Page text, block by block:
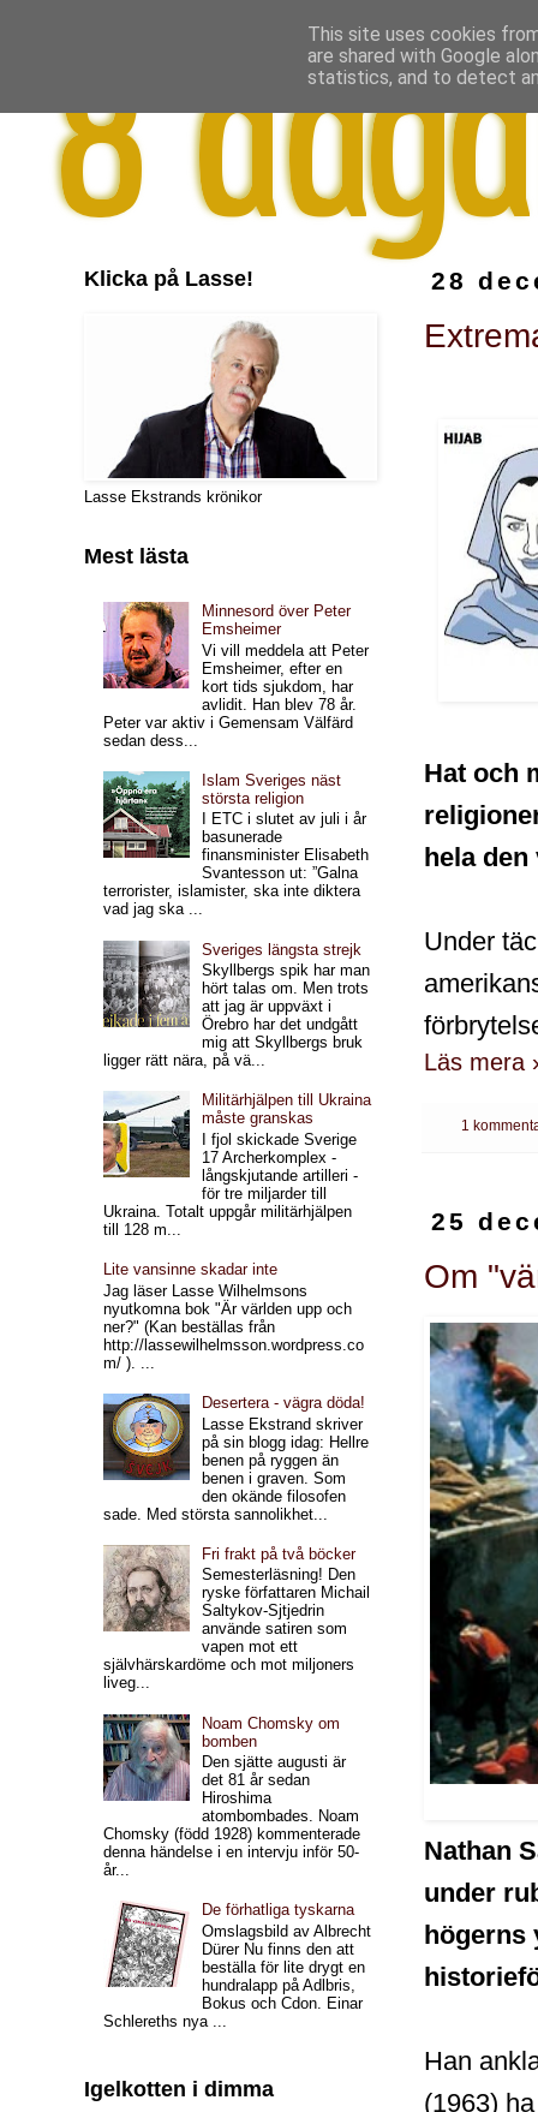
28
Hat och
hela
Under
Läs mera
1
25
Om
Nathan
under
högerns
Han
(1963)
Klicka på Lasse!
Lasse Ekstrands krönikor
Mest lästa
Minnesord över Peter
Emsheimer
Vi vill meddela att Peter
Emsheimer, efter en
kort tids sjukdom, har
avlidit. Han blev 78 år.
Peter var aktiv i Gemensam Välfärd
sedan dess...
Islam Sveriges näst
största religion
I ETC i slutet av juli i år
basunerade
finansminister Elisabeth
Svantesson ut: ”Galna
terrorister, islamister, ska inte diktera
vad jag ska ...
Sveriges längsta strejk
Skyllbergs spik har man
hört talas om. Men trots
att jag är uppväxt i
Örebro har det undgått
mig att Skyllbergs bruk
ligger rätt nära, på vä...
Militärhjälpen till Ukraina
måste granskas
I fjol skickade Sverige
17 Archerkomplex -
långskjutande artilleri -
för tre miljarder till
Ukraina. Totalt uppgår militärhjälpen
till 128 m...
Lite vansinne skadar inte
Jag läser Lasse Wilhelmsons
nyutkomna bok "Är världen upp och
ner?" (Kan beställas från
http://lassewilhelmsson.wordpress.co
m/ ). ...
Desertera - vägra döda!
Lasse Ekstrand skriver
på sin blogg idag: Hellre
benen på ryggen än
benen i graven. Som
den okände filosofen
sade. Med största sannolikhet...
Fri frakt på två böcker
Semesterläsning! Den
ryske författaren Michail
Saltykov-Sjtjedrin
använde satiren som
vapen mot ett
självhärskardöme och mot miljoners
liveg...
Noam Chomsky om
bomben
Den sjätte augusti är
det 81 år sedan
Hiroshima
atombombades. Noam
Chomsky (född 1928) kommenterade
denna händelse i en intervju inför 50-
år...
De förhatliga tyskarna
Omslagsbild av Albrecht
Dürer Nu finns den att
beställa för lite drygt en
hundralapp på Adlbris,
Bokus och Cdon. Einar
Schlereths nya ...
Igelkotten i dimma
This site uses cookies
are shared with Google
statistics, and to detect